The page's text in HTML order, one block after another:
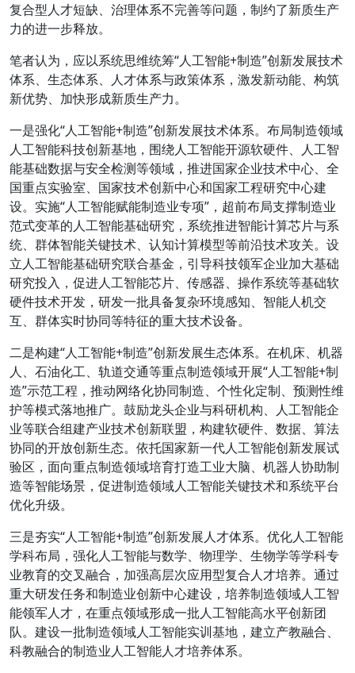
复合型人才短缺、治理体系不完善等问题，制约了新质生产
力的进一步释放。
笔者认为，应以系统思维统筹“人工智能+制造”创新发展技术
体系、生态体系、人才体系与政策体系，激发新动能、构筑
新优势、加快形成新质生产力。
一是强化“人工智能+制造”创新发展技术体系。布局制造领域
人工智能科技创新基地，围绕人工智能开源软硬件、人工智
能基础数据与安全检测等领域，推进国家企业技术中心、全
国重点实验室、国家技术创新中心和国家工程研究中心建
设。实施“人工智能赋能制造业专项”，超前布局支撑制造业
范式变革的人工智能基础研究，系统推进智能计算芯片与系
统、群体智能关键技术、认知计算模型等前沿技术攻关。设
立人工智能基础研究联合基金，引导科技领军企业加大基础
研究投入，促进人工智能芯片、传感器、操作系统等基础软
硬件技术开发，研发一批具备复杂环境感知、智能人机交
互、群体实时协同等特征的重大技术设备。
二是构建“人工智能+制造”创新发展生态体系。在机床、机器
人、石油化工、轨道交通等重点制造领域开展“人工智能+制
造”示范工程，推动网络化协同制造、个性化定制、预测性维
护等模式落地推广。鼓励龙头企业与科研机构、人工智能企
业等联合组建产业技术创新联盟，构建软硬件、数据、算法
协同的开放创新生态。依托国家新一代人工智能创新发展试
验区，面向重点制造领域培育打造工业大脑、机器人协助制
造等智能场景，促进制造领域人工智能关键技术和系统平台
优化升级。
三是夯实“人工智能+制造”创新发展人才体系。优化人工智能
学科布局，强化人工智能与数学、物理学、生物学等学科专
业教育的交叉融合，加强高层次应用型复合人才培养。通过
重大研发任务和制造业创新中心建设，培养制造领域人工智
能领军人才，在重点领域形成一批人工智能高水平创新团
队。建设一批制造领域人工智能实训基地，建立产教融合、
科教融合的制造业人工智能人才培养体系。